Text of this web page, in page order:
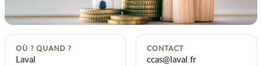
OÙ ? QUAND ?
Laval
CONTACT
ccas@laval.fr